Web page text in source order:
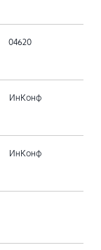
04620
ИнКонф
ИнКонф